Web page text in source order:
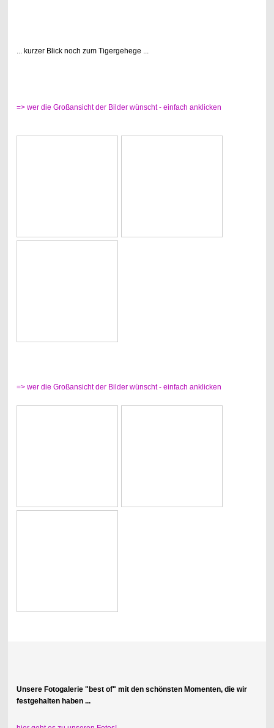
... kurzer Blick noch zum Tigergehege ...
=> wer die Großansicht der Bilder wünscht - einfach anklicken
=> wer die Großansicht der Bilder wünscht - einfach anklicken
Unsere Fotogalerie "best of" mit den schönsten Momenten, die wir
festgehalten haben ...